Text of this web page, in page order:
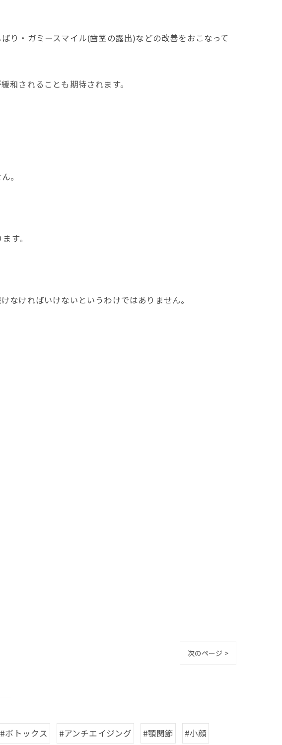
り・ガミースマイル(歯茎の露出)などの改善をおこなって
和されることも期待されます。
。
す。
なければいけないというわけではありません。
次のページ >
#ボトックス #アンチエイジング #顎関節 #小顔